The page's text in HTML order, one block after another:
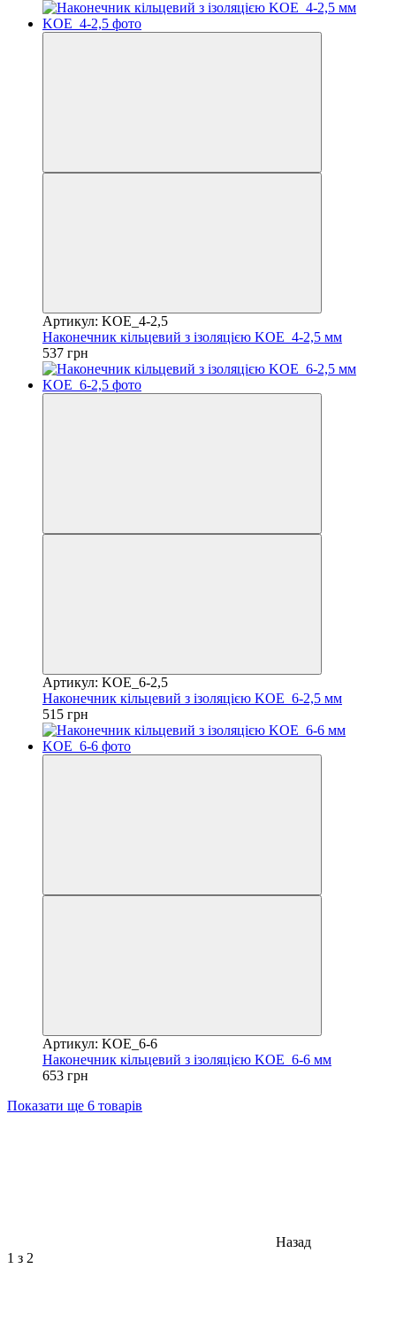
Артикул: KOE_4-2,5
Наконечник кільцевий з ізоляцією KOE_4-2,5 мм
537 грн
Артикул: KOE_6-2,5
Наконечник кільцевий з ізоляцією KOE_6-2,5 мм
515 грн
Артикул: KOE_6-6
Наконечник кільцевий з ізоляцією KOE_6-6 мм
653 грн
Показати ще 6 товарів
Назад
1 з 2